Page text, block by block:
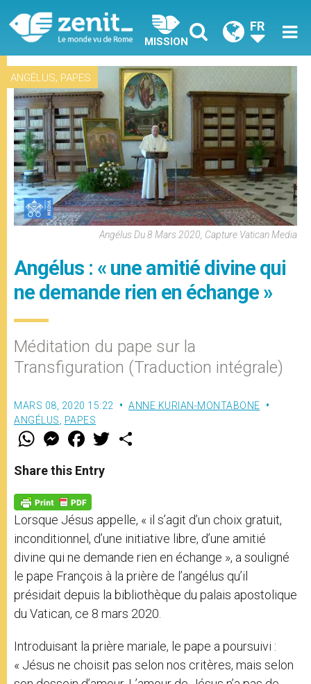
MISSION
FR
ANGÉLUS, PAPES
Angélus Du 8 Mars 2020, Capture Vatican Media
Angélus : « une amitié divine qui
ne demande rien en échange »
Méditation du pape sur la
Transfiguration (Traduction intégrale)
MARS 08, 2020 15:22
ANNE KURIAN-MONTABONE
ANGÉLUS
PAPES
W
t
s
p
p
M
e
s
e
g
e
r
F
a
e
b
o
k
w
Share this Entry
Lorsque Jésus appelle, « il s’agit d’un choix gratuit,
inconditionnel, d’une initiative libre, d’une amitié
divine qui ne demande rien en échange », a souligné
le pape François à la prière de l’angélus qu’il
présidait depuis la bibliothèque du palais apostolique
du Vatican, ce 8 mars 2020.
Introduisant la prière mariale, le pape a poursuivi :
« Jésus ne choisit pas selon nos critères, mais selon